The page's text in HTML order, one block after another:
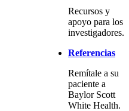
Recursos y
apoyo para los
investigadores.
Referencias
Remítale a su
paciente a
Baylor Scott
White Health.